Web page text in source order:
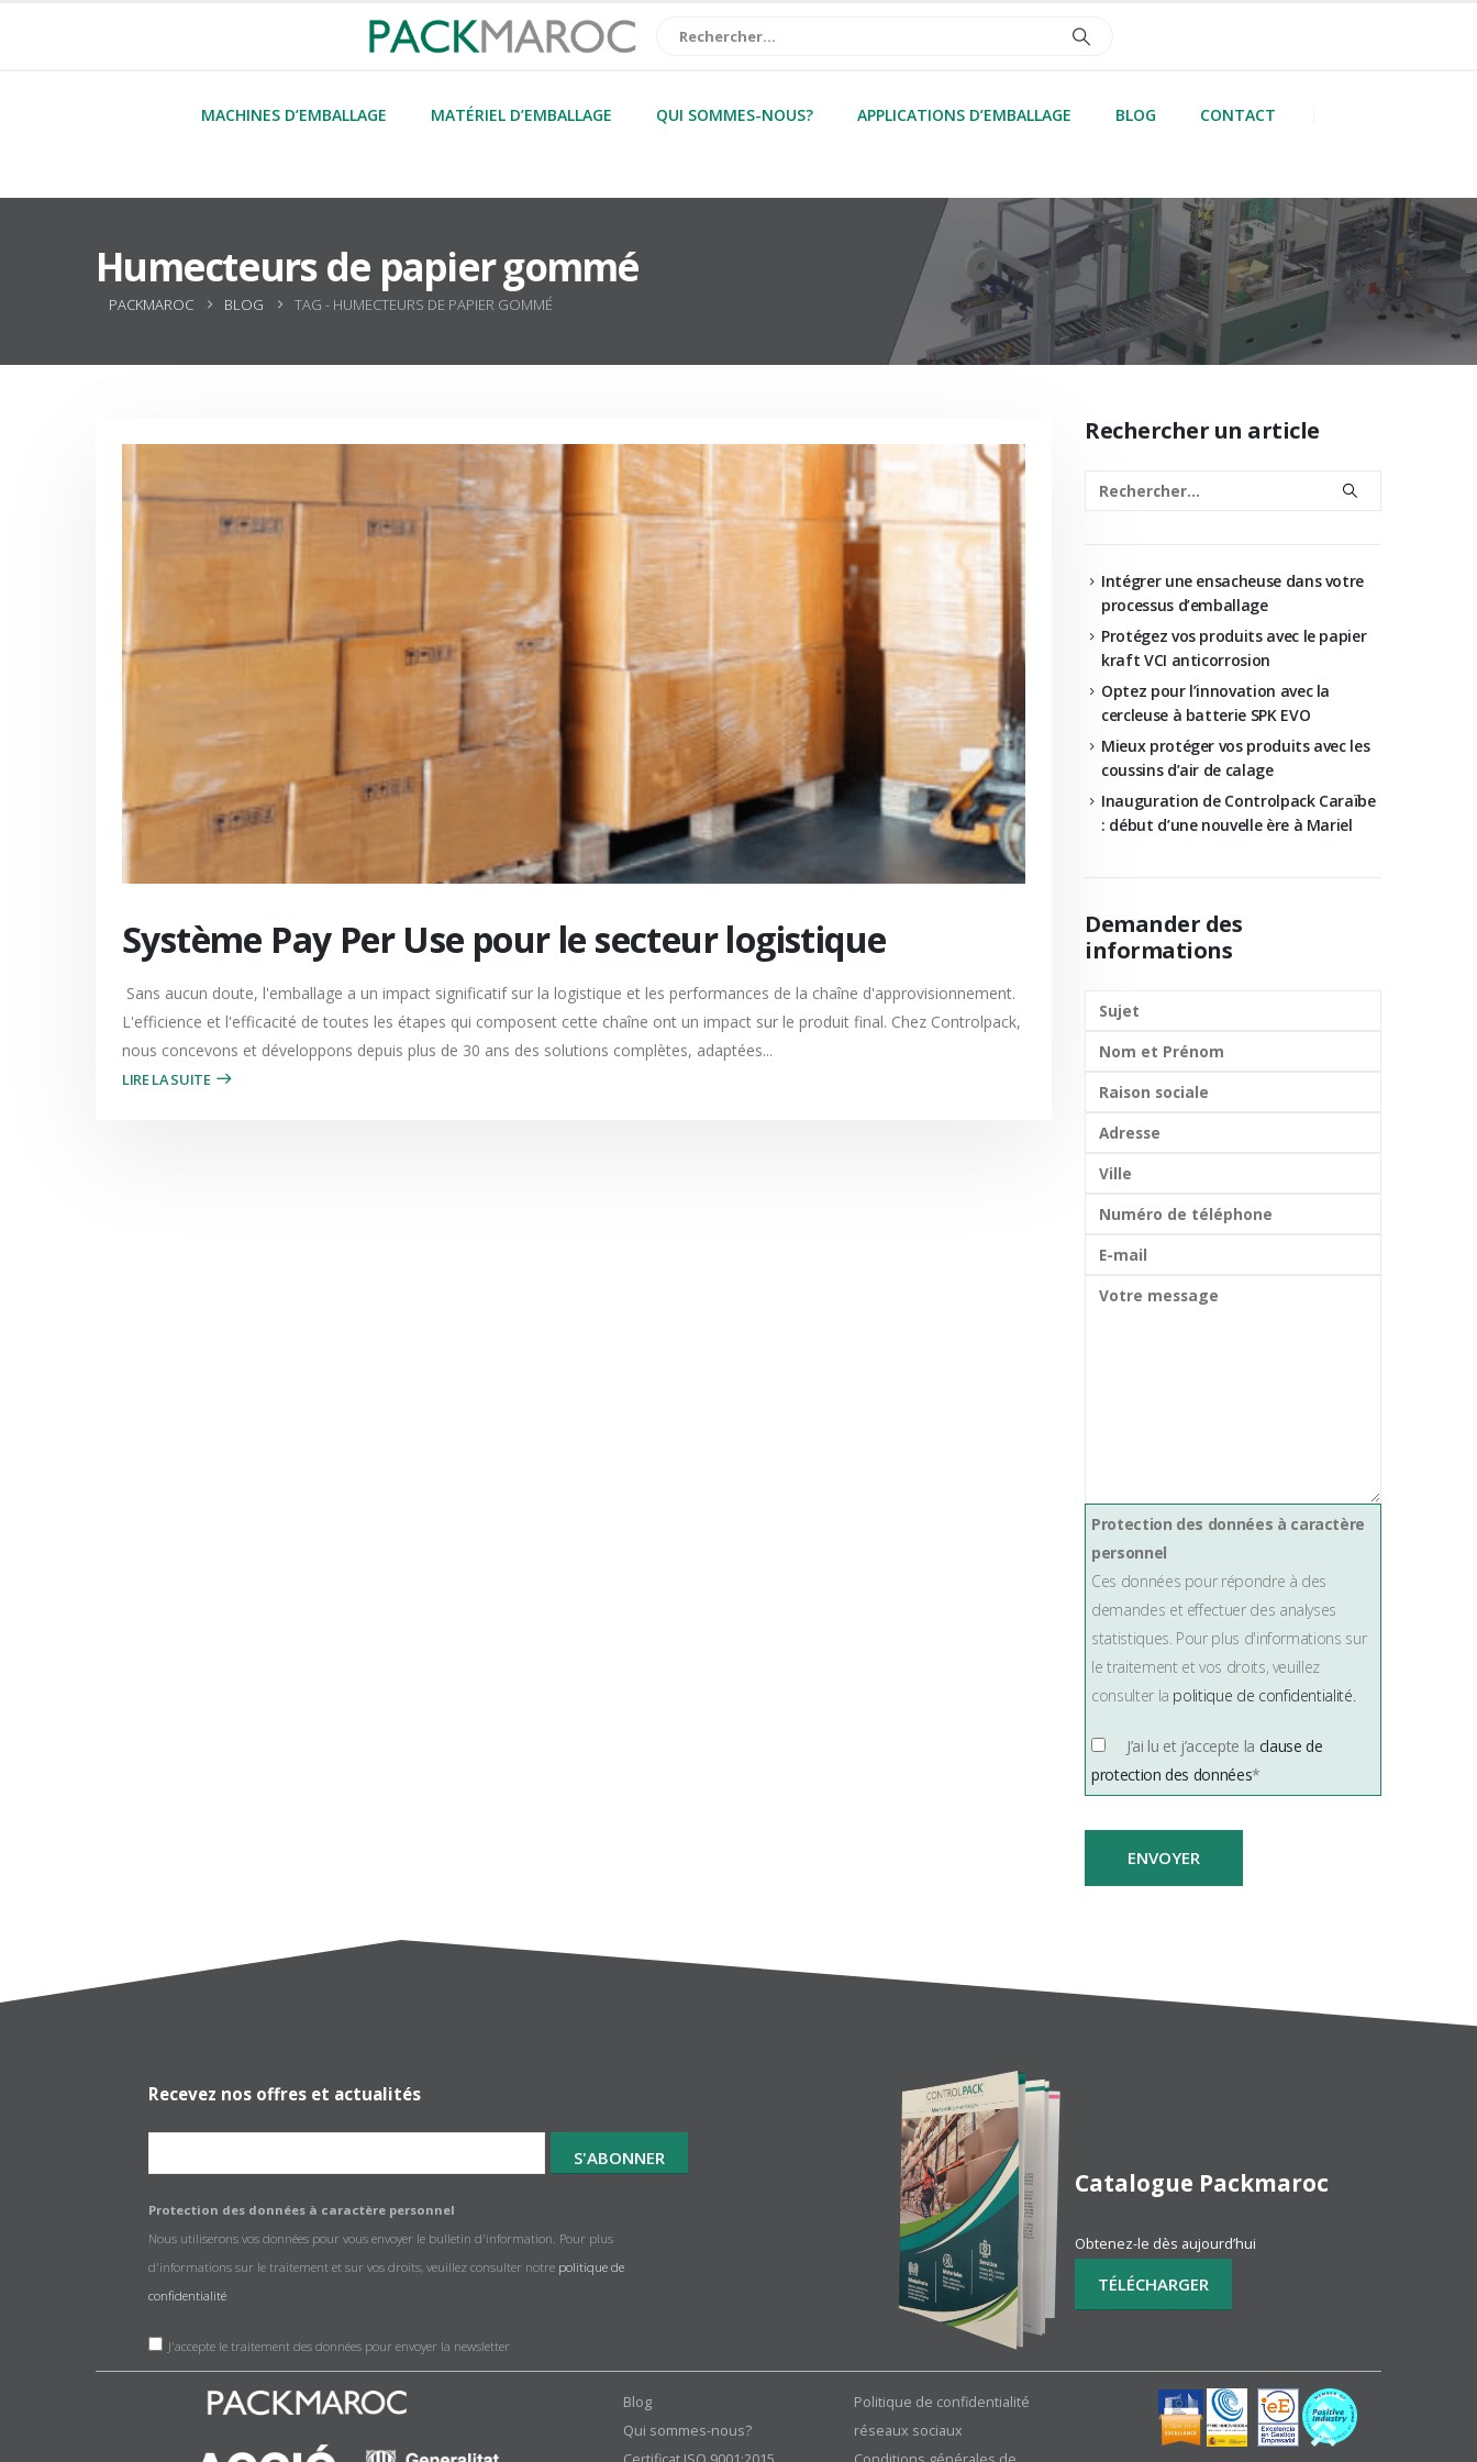
MACHINES D’EMBALLAGE MATÉRIEL D’EMBALLAGE QUI SOMMES-NOUS? APPLICATIONS D’EMBALLAGE BLOG CONTACT
Humecteurs de papier gommé
PACKMAROC BLOG TAG - HUMECTEURS DE PAPIER GOMMÉ
Système Pay Per Use pour le secteur logistique
Sans aucun doute, l'emballage a un impact significatif sur la logistique et les performances de la chaîne d'approvisionnement.
L'efficience et l'efficacité de toutes les étapes qui composent cette chaîne ont un impact sur le produit final. Chez Controlpack,
nous concevons et développons depuis plus de 30 ans des solutions complètes, adaptées...
Rechercher un article
Intégrer une ensacheuse dans votre
processus d’emballage
Protégez vos produits avec le papier
kraft VCI anticorrosion
Optez pour l’innovation avec la
cercleuse à batterie SPK EVO
Mieux protéger vos produits avec les
coussins d’air de calage
Inauguration de Controlpack Caraïbe
: début d’une nouvelle ère à Mariel
Demander des
informations
Protection des données à caractère
personnel
Ces données pour répondre à des
demandes et effectuer des analyses
statistiques. Pour plus d'informations sur
le traitement et vos droits, veuillez
consulter la politique de confidentialité.
J’ai lu et j’accepte la clause de
protection des données*
Recevez nos offres et actualités
Protection des données à caractère personnel
Nous utiliserons vos données pour vous envoyer le bulletin d'information. Pour plus
d'informations sur le traitement et sur vos droits, veuillez consulter notre politique de
confidentialité
J'accepte le traitement des données pour envoyer la newsletter
Catalogue Packmaroc
Obtenez-le dès aujourd’hui
Blog
Qui sommes-nous?
Politique de confidentialité
réseaux sociaux